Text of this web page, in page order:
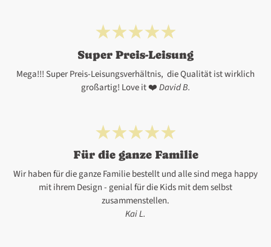
Super Preis-Leisung
Mega!!! Super Preis-Leisungsverhältnis, die Qualität ist wirklich
großartig! Love it ❤️David B.
Für die ganze Familie
Wir haben für die ganze Familie bestellt und alle sind mega happy
mit ihrem Design - genial für die Kids mit dem selbst
zusammenstellen.
Kai L.